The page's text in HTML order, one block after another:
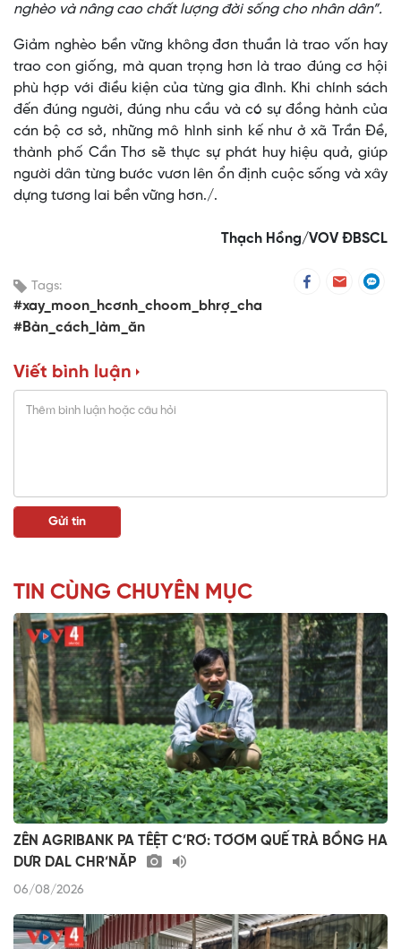
nghèo và nâng cao chất lượng đời sống cho nhân dân”.
Giảm nghèo bền vững không đơn thuần là trao vốn hay
trao con giống, mà quan trọng hơn là trao đúng cơ hội
phù hợp với điều kiện của từng gia đình. Khi chính sách
đến đúng người, đúng nhu cầu và có sự đồng hành của
cán bộ cơ sở, những mô hình sinh kế như ở xã Trần Đề,
thành phố Cần Thơ sẽ thực sự phát huy hiệu quả, giúp
người dân từng bước vươn lên ổn định cuộc sống và xây
dựng tương lai bền vững hơn./.
Thạch Hồng/VOV ĐBSCL
Tags:
#xay_moon_hcơnh_choom_bhrợ_cha
#Bàn_cách_làm_ăn
Viết bình luận
TIN CÙNG CHUYÊN MỤC
ZÊN AGRIBANK PA TÊỆT C’RƠ: TƠƠM QUẾ TRÀ BỒNG HA
DƯR DAL CHR’NĂP
06/08/2026